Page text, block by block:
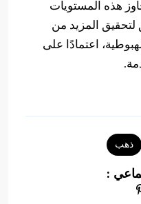
تجاوز هذه المستويات
لتحقيق المزيد من
اعتمادًا على
ذهب
: